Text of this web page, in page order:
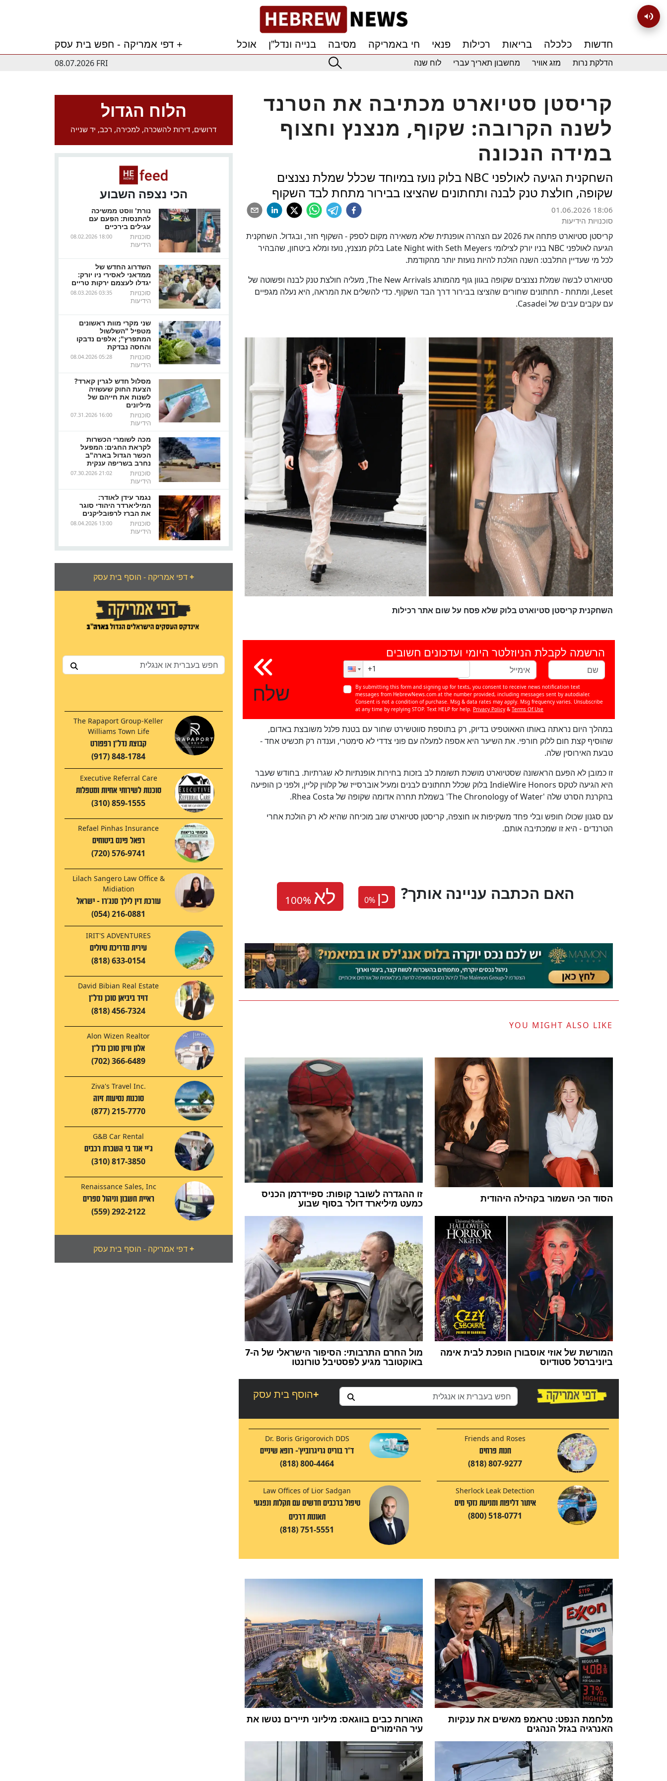
דפי אמריקה - חפש בית עסק + חדשות כלכלה בריאות רכילות פנאי חי באמריקה מסיבה בנייה ונדל”ן
אוכל
08.07.2026 FRI
הדלקת נרות מזג אוויר מחשבון תאריך עברי לוח שנה
הלוח הגדול
דרושים, דירות להשכרה, למכירה, רכב, יד שנייה
הכי נצפה השבוע
נורת' ווסט ממשיכה
להתנסות: הפעם עם
עגילים בירכיים
08.02.2026 18:00
סוכנויות
הידיעות
השדרוג החדש של
ממדאני לאסירי ניו יורק:
יגדלו לעצמם ירקות טריים
08.03.2026 03:35
סוכנויות
הידיעות
שני מקרי מוות ראשונים
מטפיל "השלשול
המתפרץ"; אלפים נדבקו
והחסה נבדקת
08.04.2026 05:28
סוכנויות
הידיעות
מסלול חדש לגרין קארד?
הצעת החוק שעשויה
לשנות את חייהם של
מיליונים
07.31.2026 16:00
סוכנויות
הידיעות
מכה לשומרי הכשרות
לקראת החגים: המפעל
הכשר הגדול בארה"ב
נחרב בשריפה ענקית
07.30.2026 21:02
סוכנויות
הידיעות
נגמר עידן לאודר:
המיליארדר היהודי סוגר
את הברז לרפובליקנים
08.04.2026 13:00
סוכנויות
הידיעות
דפי אמריקה - הוסף בית עסק+
The Rapaport Group-Keller
Williams Town Life
קבוצת נדל"ן רפפורט
(917) 848-1784
Executive Referral Care
סוכנות לשירותי אחיות ומטפלות
(310) 859-1555
Refael Pinhas Insurance
רפאל פינס ביטוחים
(720) 576-9741
Lilach Sangero Law Office &
Midiation
עורכת דין לילך סנג'רו - ישראל
(054) 216-0881
IRIT'S ADVENTURES
עירית מדריכת טיולים
(818) 633-0154
David Bibian Real Estate
דויד ביביאן סוכן נדל"ן
(818) 456-7324
Alon Wizen Realtor
אלון וויזן סוכן נדל"ן
(702) 366-6489
Ziva's Travel Inc.
סוכנות נסיעות זיוה
(877) 215-7770
G&B Car Rental
ג'יי אנד בי השכרת רכבים
(310) 817-3850
Renaissance Sales, Inc
ראיית חשבון וניהול ספרים
(559) 292-2122
דפי אמריקה - הוסף בית עסק+
קריסטן סטיוארט מכתיבה את הטרנד
לשנה הקרובה: שקוף, מנצנץ וחצוף
במידה הנכונה
השחקנית הגיעה לאולפני NBC בלוק נועז במיוחד שכלל שמלת נצנצים
שקופה, חולצת טנק לבנה ותחתונים שהציצו בבירור מתחת לבד השקוף
01.06.2026 18:06
סוכנויות הידיעות
קריסטן סטיוארט פתחה את 2026 עם הצהרה אופנתית שלא משאירה מקום לספק - השקוף חזר, ובגדול. השחקנית
הגיעה לאולפני NBC בניו יורק לצילומי Late Night with Seth Meyers בלוק מנצנץ, נועז ומלא ביטחון, שהבהיר
לכל מי שעדיין התלבט: השנה הולכת להיות נועזת יותר מהקודמת.
סטיוארט לבשה שמלת נצנצים שקופה בגוון גוף מהמותג The New Arrivals, מעליה חולצת טנק לבנה ופשוטה של
Leset, ומתחת - תחתונים שחורים שהציצו בבירור דרך הבד השקוף. כדי להשלים את המראה, היא נעלה מגפיים
עם עקבים עבים של Casadei.
השחקנית קריסטן סטיוארט בלוק שלא פסח על שום אתר רכילות
שלח
הרשמה לקבלת הניוזלטר היומי ועדכונים חשובים
By submitting this form and signing up for texts, you consent to receive news notification text
messages from HebrewNews.com at the number provided, including messages sent by autodialer.
Consent is not a condition of purchase. Msg & data rates may apply. Msg frequency varies. Unsubscribe
at any time by replying STOP. Text HELP for help. Privacy Policy & Terms Of Use
במהלך היום נראתה באותו האאוטפיט בדיוק, רק בתוספת סווטשירט שחור עם בטנת פלנל משובצת באדום,
שהוסיף קצת חום ללוק חורפי. את השיער היא אספה למעלה עם פוני צדדי לא סימטרי, וענדה רק תכשיט אחד -
טבעת האירוסין שלה.
זו כמובן לא הפעם הראשונה שסטיוארט מושכת תשומת לב בזכות בחירות אופנתיות לא שגרתיות. בחודש שעבר
היא הגיעה לטקס IndieWire Honors בלוק שכלל תחתונים לבנים ומעיל אוברסייז של קלווין קליין, ולפני כן הופיעה
בהקרנת הסרט שלה 'The Chronology of Water' בשמלת תחרה אדומה שקופה של Rhea Costa.
עם סגנון שכולו חופש ובלי פחד משקיפות או חוצפה, קריסטן סטיוארט שוב מוכיחה שהיא לא רק הולכת אחרי
הטרנדים - היא זו שמכתיבה אותם.
לא
0% כן ?האם הכתבה עניינה אותך
YOU MIGHT ALSO LIKE
זו ההגדרה לשובר קופות: ספיידרמן הכניס
כמעט מיליארד דולר בסוף שבוע הסוד הכי השמור בקהילה היהודית
מול החרם התרבותי: הסיפור הישראלי של ה-7
באוקטובר מגיע לפסטיבל טורונטו
המורשת של אוזי אוסבורן הופכת לבית אימה
ביוניברסל סטודיוס
הוסף בית עסק+
Dr. Boris Grigorovich DDS
ד"ר בוריס גריגרוביץ'- רופא שיניים
(818) 800-4464
Friends and Roses
חנות פרחים
(818) 807-9277
Law Offices of Lior Sadgan
טיפול ברכבים חדשים עם תקלות ונפגעי
תאונות דרכים
(818) 751-5551
Sherlock Leak Detection
איתור דליפות ומניעת נזקי מים
(800) 518-0771
האורות כבים בווגאס: מיליוני תיירים נטשו את
עיר ההימורים
מלחמת הנפט: טראמפ מאשים את ענקיות
האנרגיה בגזל הנהגים